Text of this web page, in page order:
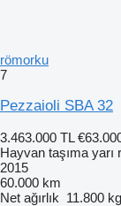
römorku
7
Pezzaioli SBA 32
3.463.000 TL
Hayvan taşıma yarı
2015
60.000 km
Net ağırlık 11.800 kg